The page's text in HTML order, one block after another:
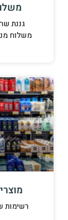
גננת
משלוח
רשימות